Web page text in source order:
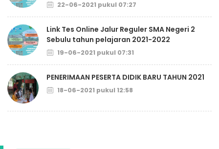
22-06-2021 pukul 07:27
Link Tes Online Jalur Reguler SMA Negeri 2
Sebulu tahun pelajaran 2021-2022
19-06-2021 pukul 07:31
PENERIMAAN PESERTA DIDIK BARU TAHUN 2021
18-06-2021 pukul 12:58